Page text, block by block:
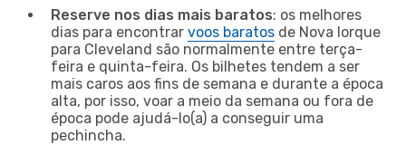
Reserve nos dias mais baratos: os melhores
dias para encontrar voos baratos de Nova Iorque
para Cleveland são normalmente entre terça-
feira e quinta-feira. Os bilhetes tendem a ser
mais caros aos fins de semana e durante a época
alta, por isso, voar a meio da semana ou fora de
época pode ajudá-lo(a) a conseguir uma
pechincha.